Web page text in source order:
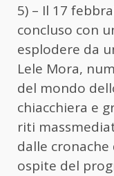
5) – Il 17
concluso con
esplodere da
Lele Mora,
del mondo
chiacchiera e
riti
dalle
ospite del